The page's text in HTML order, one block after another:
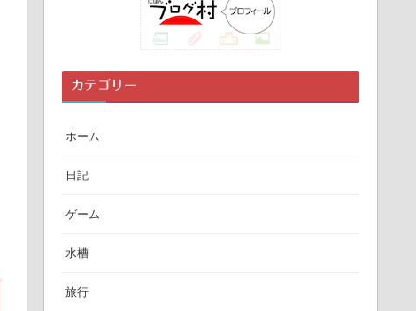
カテゴリー
ホーム
日記
ゲーム
水槽
旅行